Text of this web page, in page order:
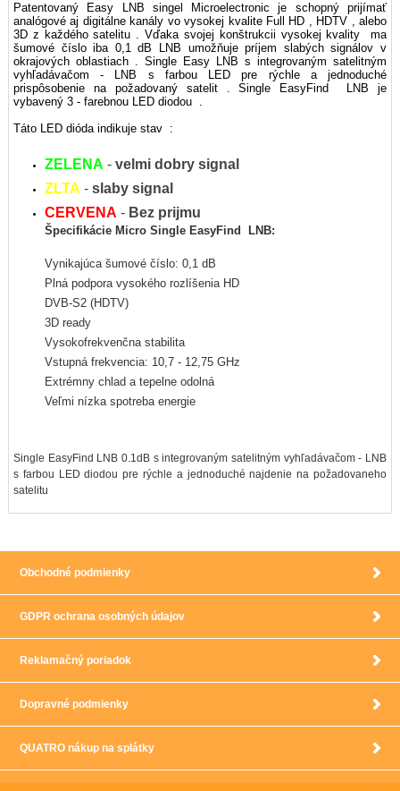
Patentovaný Easy LNB singel Microelectronic je schopný prijímať
analógové aj digitálne kanály vo vysokej kvalite Full HD , HDTV , alebo
3D z každého satelitu . Vďaka svojej konštrukcii vysokej kvality ma
šumové číslo iba 0,1 dB LNB umožňuje príjem slabých signálov v
okrajových oblastiach . Single Easy LNB s integrovaným satelitným
vyhľadávačom - LNB s farbou LED pre rýchle a jednoduché
prispôsobenie na požadovaný satelit . Single EasyFind LNB je
vybavený 3 - farebnou LED diodou .
Táto LED dióda indikuje stav :
ZELENA - velmi dobry signal
ZLTA - slaby signal
CERVENA - Bez prijmu
Špecifikácie Micro Single EasyFind LNB:
Vynikajúca šumové číslo: 0,1 dB
Plná podpora vysokého rozlíšenia HD
DVB-S2 (HDTV)
3D ready
Vysokofrekvenčna stabilita
Vstupná frekvencia: 10,7 - 12,75 GHz
Extrémny chlad a tepelne odolná
Veľmi nízka spotreba energie
Single EasyFind LNB 0.1dB s integrovaným satelitným vyhľadávačom - LNB
s farbou LED diodou pre rýchle a jednoduché najdenie na požadovaneho
satelitu
Obchodné podmienky
GDPR ochrana osobných údajov
Reklamačný poriadok
Dopravné podmienky
QUATRO nákup na splátky